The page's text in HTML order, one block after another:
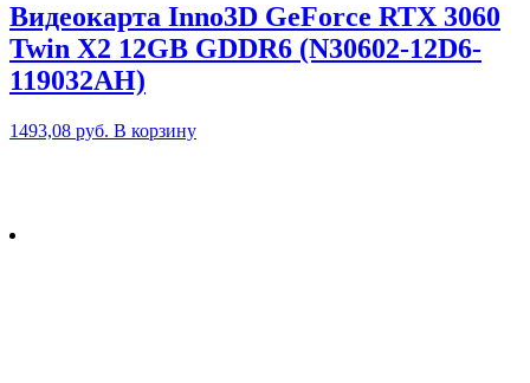
Видеокарта Inno3D GeForce RTX 3060
Twin X2 12GB GDDR6 (N30602-12D6-
119032AH)
1493,08 руб. В корзину